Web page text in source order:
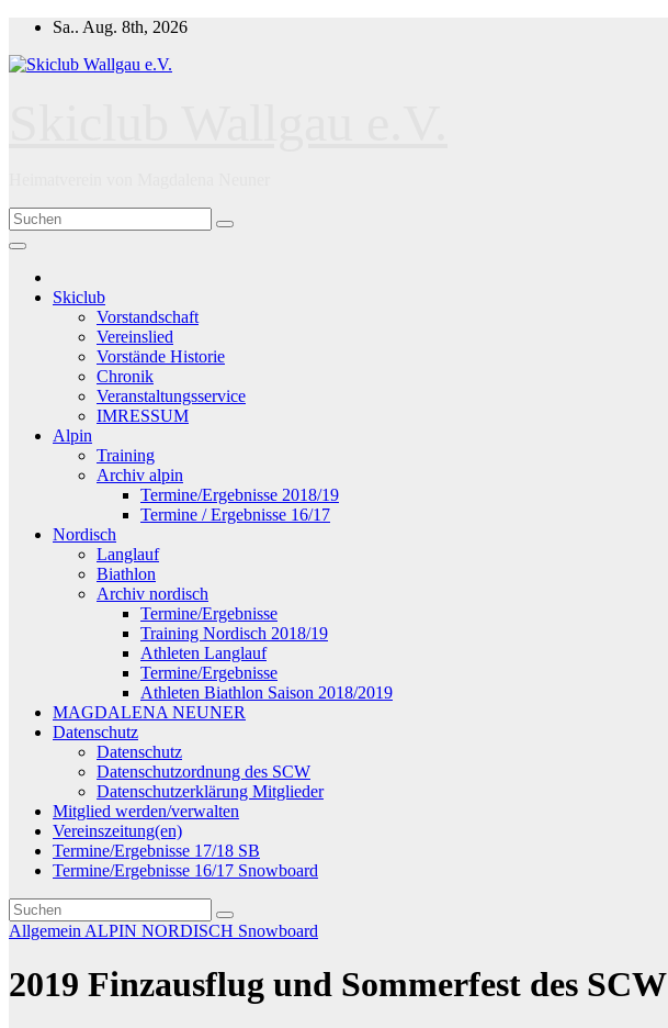
Zum
springen
Sa.. Aug. 8th, 2026
Skiclub
Vorstandschaft
Vereinslied
Vorstände Historie
Chronik
Veranstaltungsservice
IMRESSUM
Alpin
Training
Archiv alpin
Termine/Ergebnisse 2018/19
Termine / Ergebnisse 16/17
Nordisch
Langlauf
Biathlon
Archiv nordisch
Termine/Ergebnisse
Training Nordisch 2018/19
Athleten Langlauf
Termine/Ergebnisse
Athleten Biathlon Saison 2018/2019
MAGDALENA NEUNER
Datenschutz
Datenschutz
Datenschutzordnung des SCW
Datenschutzerklärung Mitglieder
Mitglied werden/verwalten
Vereinszeitung(en)
Termine/Ergebnisse 17/18 SB
Termine/Ergebnisse 16/17 Snowboard
Allgemein ALPIN NORDISCH Snowboard
2019 Finzausflug und Sommerfest des SCW